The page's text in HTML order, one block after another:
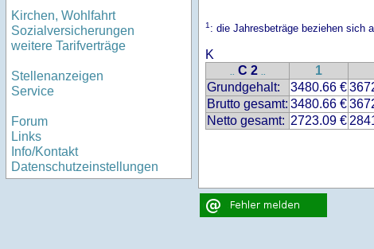
Kirchen, Wohlfahrt
Sozialversicherungen
weitere Tarifverträge
Stellenanzeigen
Service
Forum
Links
Info/Kontakt
Datenschutzeinstellungen
1: die Jahresbeträge beziehen sich
K
.. C 2 .. 1
Grundgehalt:
3480.66 €
Brutto gesamt: 3480.66 €
Netto gesamt: 2723.09 €